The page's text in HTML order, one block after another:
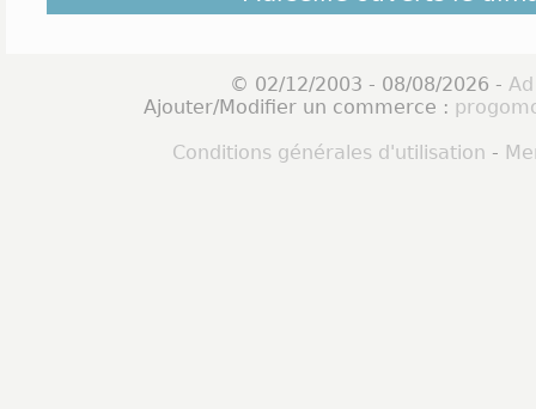
© 02/12/2003 - 08/08/2026 -
Ajouter/Modifier un commerce :
Conditions générales d'utilisation -